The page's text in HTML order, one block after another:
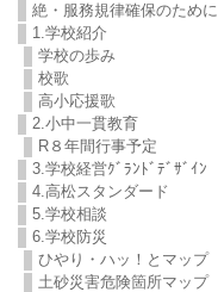
絶・服務規律確保のために
1.学校紹介
学校の歩み
校歌
高小応援歌
2.小中一貫教育
R８年間行事予定
3.学校経営ｸﾞﾗﾝﾄﾞﾃﾞｻﾞｲﾝ
4.高松スタンダード
5.学校相談
6.学校防災
ひやり・ハッ！とマップ
土砂災害危険箇所マップ